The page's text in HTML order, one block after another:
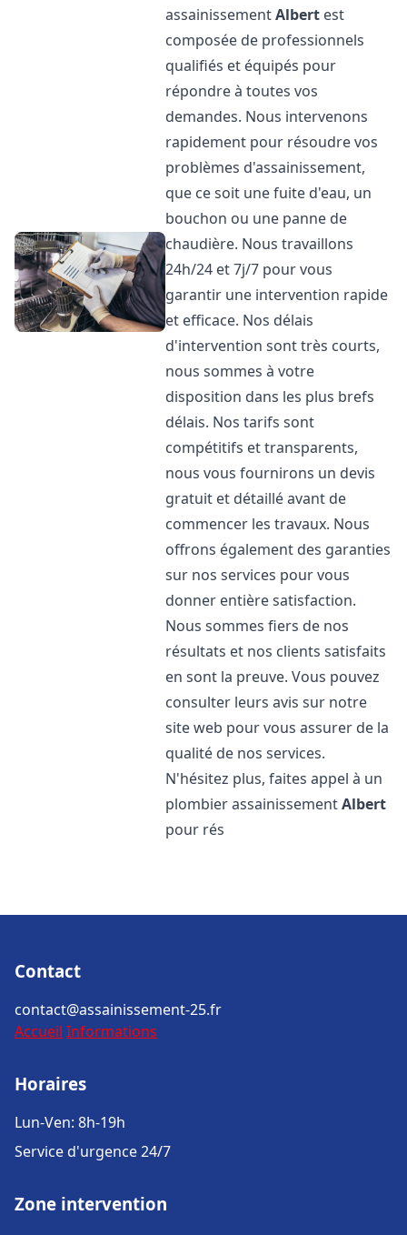
assainissementAlbert est
composée de professionnels
qualifiés et équipés pour
répondre à toutes vos
demandes. Nous intervenons
rapidement pour résoudre vos
problèmes d'assainissement,
que ce soit une fuite d'eau, un
bouchon ou une panne de
chaudière. Nous travaillons
24h/24 et 7j/7 pour vous
garantir une intervention rapide
et efficace. Nos délais
d'intervention sont très courts,
nous sommes à votre
disposition dans les plus brefs
délais. Nos tarifs sont
compétitifs et transparents,
nous vous fournirons un devis
gratuit et détaillé avant de
commencer les travaux. Nous
offrons également des garanties
sur nos services pour vous
donner entière satisfaction.
Nous sommes fiers de nos
résultats et nos clients satisfaits
en sont la preuve. Vous pouvez
consulter leurs avis sur notre
site web pour vous assurer de la
qualité de nos services.
N'hésitez plus, faites appel à un
plombier assainissementAlbert
pour rés
Contact
contact@assainissement-25.fr
Accueil Informations
Horaires
Lun-Ven: 8h-19h
Service d'urgence 24/7
Zone intervention